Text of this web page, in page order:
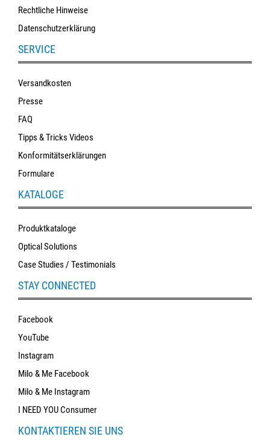
Rechtliche Hinweise
Datenschutzerklärung
SERVICE
Versandkosten
Presse
FAQ
Tipps & Tricks Videos
Konformitätserklärungen
Formulare
KATALOGE
Produktkataloge
Optical Solutions
Case Studies / Testimonials
STAY CONNECTED
Facebook
YouTube
Instagram
Milo & Me Facebook
Milo & Me Instagram
I NEED YOU Consumer
KONTAKTIEREN SIE UNS